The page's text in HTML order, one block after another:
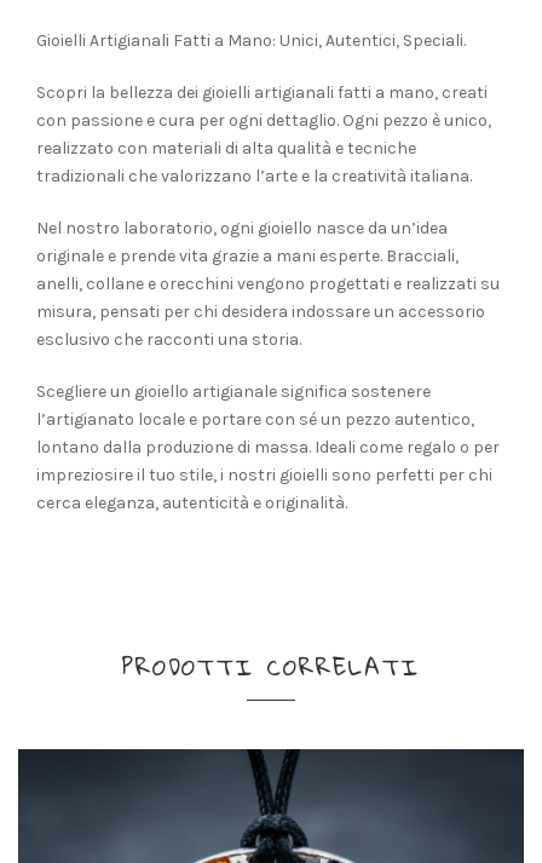
Gioielli Artigianali Fatti a Mano: Unici, Autentici, Speciali.
Scopri la bellezza dei gioielli artigianali fatti a mano, creati
con passione e cura per ogni dettaglio. Ogni pezzo è unico,
realizzato con materiali di alta qualità e tecniche
tradizionali che valorizzano l’arte e la creatività italiana.
Nel nostro laboratorio, ogni gioiello nasce da un’idea
originale e prende vita grazie a mani esperte. Bracciali,
anelli, collane e orecchini vengono progettati e realizzati su
misura, pensati per chi desidera indossare un accessorio
esclusivo che racconti una storia.
Scegliere un gioiello artigianale significa sostenere
l’artigianato locale e portare con sé un pezzo autentico,
lontano dalla produzione di massa. Ideali come regalo o per
impreziosire il tuo stile, i nostri gioielli sono perfetti per chi
cerca eleganza, autenticità e originalità.
PRODOTTI CORRELATI